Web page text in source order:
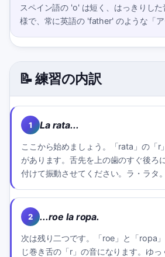
スペイン語の 'o' は短く、はっきりし
様で、常に英語の 'father' のような「ア
📝 練習の内訳
1 La rata...
ここから始めましょう。「rata」の「r
があります。舌先を上の歯のすぐ後ろ
付けて振動させてください。ラ・ラタ。
2 ...roe la ropa.
次は残り二つです。「roe」と「ropa
じ巻き舌の「r」の音になります。ゆっ